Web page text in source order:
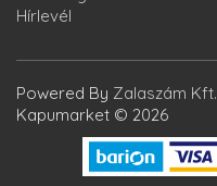
Hírlevél
Powered By Zalaszám Kft.
Kapumarket © 2026